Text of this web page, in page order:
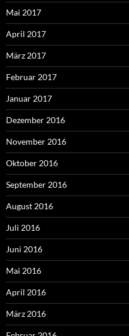
Mai 2017
April 2017
März 2017
Februar 2017
Januar 2017
Dezember 2016
November 2016
Oktober 2016
September 2016
August 2016
Juli 2016
Juni 2016
Mai 2016
April 2016
März 2016